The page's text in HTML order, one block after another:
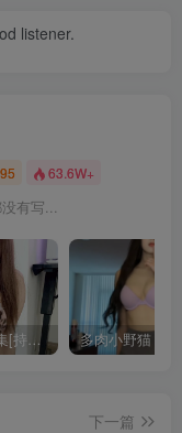
listener.
95 63.6W+
有写...
八酱 微密圈合集[持续更新]
下一篇